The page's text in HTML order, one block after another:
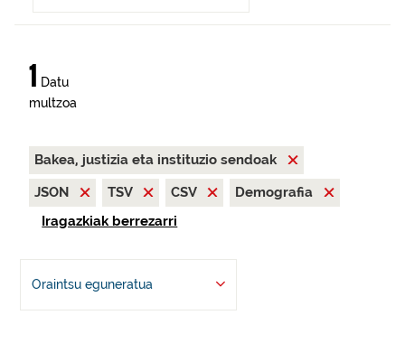
1 Datu
multzoa
Bakea, justizia eta instituzio sendoak
JSON
TSV CSV
Demografia
Iragazkiak berrezarri
Oraintsu eguneratua